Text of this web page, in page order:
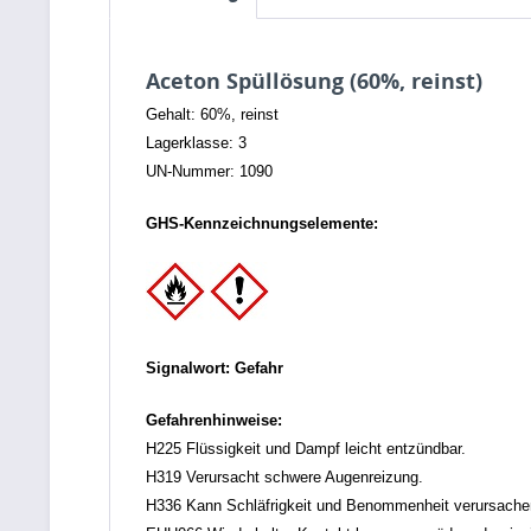
Aceton Spüllösung (60%, reinst)
Gehalt: 60%, reinst
Lagerklasse: 3
UN-Nummer: 1090
GHS-Kennzeichnungselemente:
Signalwort: Gefahr
Gefahrenhinweise:
H225 Flüssigkeit und Dampf leicht entzündbar.
H319 Verursacht schwere Augenreizung.
H336 Kann Schläfrigkeit und Benommenheit